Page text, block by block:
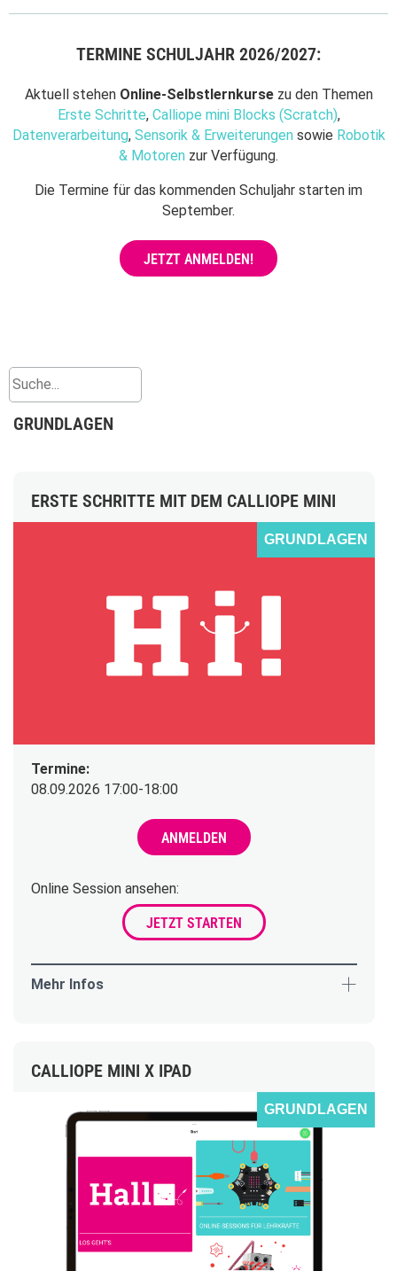
TERMINE SCHULJAHR 2026/2027:
Aktuell stehen Online-Selbstlernkurse zu den Themen
Erste Schritte, Calliope mini Blocks (Scratch),
Datenverarbeitung, Sensorik & Erweiterungensowie Robotik
& Motoren zur Verfügung.
Die Termine für das kommenden Schuljahr starten im
September.
JETZT ANMELDEN!
GRUNDLAGEN
ERSTE SCHRITTE MIT DEM CALLIOPE MINI
GRUNDLAGEN
Termine:
08.09.2026 17:00-18:00
ANMELDEN
Online Session ansehen:
JETZT STARTEN
Mehr Infos
CALLIOPE MINI X IPAD
GRUNDLAGEN